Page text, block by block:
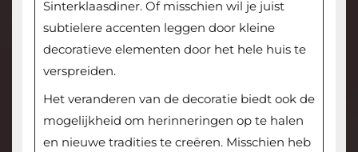
Sinterklaasdiner. Of misschien wil je juist
subtielere accenten leggen door kleine
decoratieve elementen door het hele huis te
verspreiden.
Het veranderen van de decoratie biedt ook de
mogelijkheid om herinneringen op te halen
en nieuwe tradities te creëren. Misschien heb